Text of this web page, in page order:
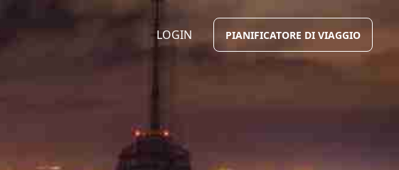
LOGIN PIANIFICATORE DI VIAGGIO